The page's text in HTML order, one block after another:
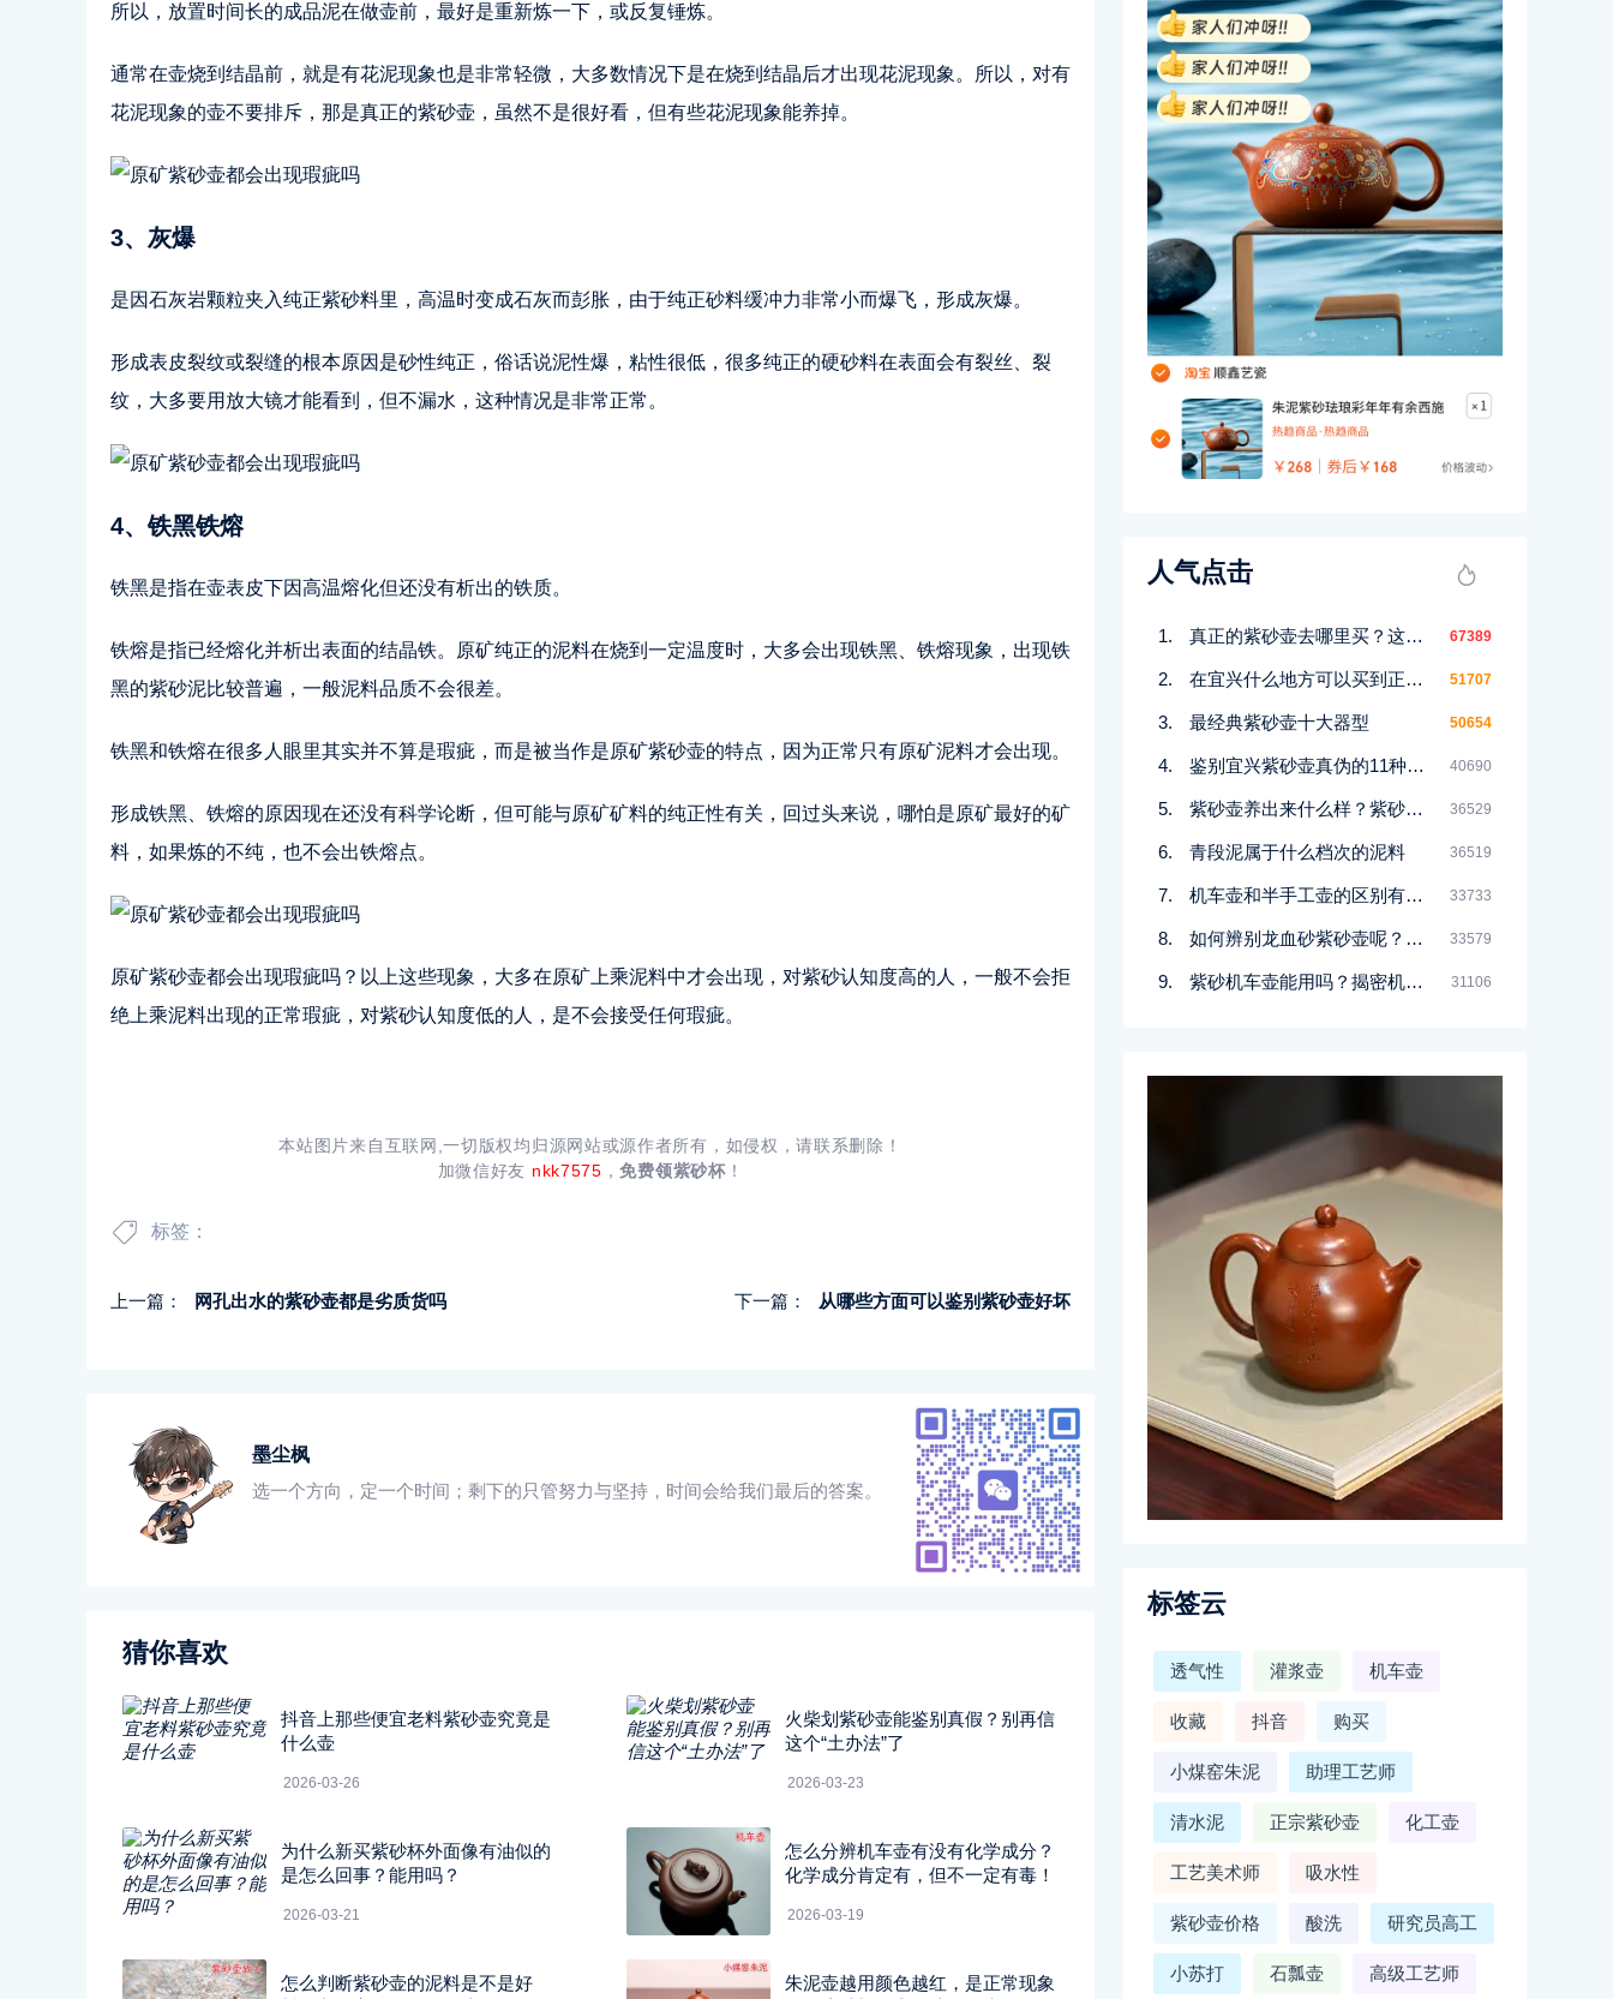
所以，放置时间长的成品泥在做壶前，最好是重新炼一下，或反复锤炼。
通常在壶烧到结晶前，就是有花泥现象也是非常轻微，大多数情况下是在烧到结晶后才出现花泥现象。所以，对有
花泥现象的壶不要排斥，那是真正的紫砂壶，虽然不是很好看，但有些花泥现象能养掉。
3、灰爆
是因石灰岩颗粒夹入纯正紫砂料里，高温时变成石灰而彭胀，由于纯正砂料缓冲力非常小而爆飞，形成灰爆。
形成表皮裂纹或裂缝的根本原因是砂性纯正，俗话说泥性爆，粘性很低，很多纯正的硬砂料在表面会有裂丝、裂
纹，大多要用放大镜才能看到，但不漏水，这种情况是非常正常。
4、铁黑铁熔
铁黑是指在壶表皮下因高温熔化但还没有析出的铁质。
铁熔是指已经熔化并析出表面的结晶铁。原矿纯正的泥料在烧到一定温度时，大多会出现铁黑、铁熔现象，出现铁
黑的紫砂泥比较普遍，一般泥料品质不会很差。
铁黑和铁熔在很多人眼里其实并不算是瑕疵，而是被当作是原矿紫砂壶的特点，因为正常只有原矿泥料才会出现。
形成铁黑、铁熔的原因现在还没有科学论断，但可能与原矿矿料的纯正性有关，回过头来说，哪怕是原矿最好的矿
料，如果炼的不纯，也不会出铁熔点。
原矿紫砂壶都会出现瑕疵吗？以上这些现象，大多在原矿上乘泥料中才会出现，对紫砂认知度高的人，一般不会拒
绝上乘泥料出现的正常瑕疵，对紫砂认知度低的人，是不会接受任何瑕疵。
本站图片来自互联网,一切版权均归源网站或源作者所有，如侵权，请联系删除！
加微信好友 nkk7575 ，免费领紫砂杯！
标签：
上一篇： 网孔出水的紫砂壶都是劣质货吗 下一篇： 从哪些方面可以鉴别紫砂壶好坏
墨尘枫
选一个方向，定一个时间；剩下的只管努力与坚持，时间会给我们最后的答案。
猜你喜欢
抖音上那些便宜老料紫砂壶究竟是
什么壶
2026-03-26
火柴划紫砂壶能鉴别真假？别再信
这个“土办法”了
2026-03-23
为什么新买紫砂杯外面像有油似的
是怎么回事？能用吗？
2026-03-21
怎么分辨机车壶有没有化学成分？
化学成分肯定有，但不一定有毒！
2026-03-19
怎么判断紫砂壶的泥料是不是好
朱泥壶越用颜色越红，是正常现象
人气点击
真正的紫砂壶去哪里买？这几个地方都能买到！ 67389
在宜兴什么地方可以买到正宗紫砂壶 51707
最经典紫砂壶十大器型 50654
鉴别宜兴紫砂壶真伪的11种好方法 40690
紫砂壶养出来什么样？紫砂壶包浆前后对比图鉴赏 36529
青段泥属于什么档次的泥料 36519
机车壶和半手工壶的区别有哪些 33733
如何辨别龙血砂紫砂壶呢？记住一点 33579
紫砂机车壶能用吗？揭密机车壶的真实面目 31106
标签云
透气性 灌浆壶 机车壶
收藏 抖音 购买
小煤窑朱泥 助理工艺师
清水泥 正宗紫砂壶 化工壶
工艺美术师 吸水性
紫砂壶价格 酸洗 研究员高工
小苏打 石瓢壶 高级工艺师